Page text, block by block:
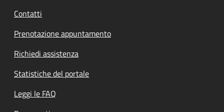
Contatti
Prenotazione appuntamento
Richiedi assistenza
Statistiche del portale
Leggi le FAQ